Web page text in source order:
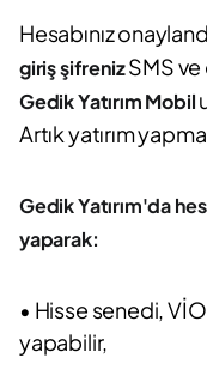
Hesabınız
giriş şifrenizSMS ve
Gedik Yatırım Mobil
Artık yatırım
Gedik Yatırım'da
yaparak:
• Hisse senedi,
yapabilir,